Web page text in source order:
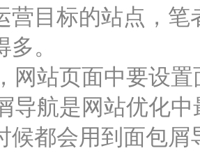
营目标的站点，
。
站页面中要设置
航是网站优化中
候都会用到面包